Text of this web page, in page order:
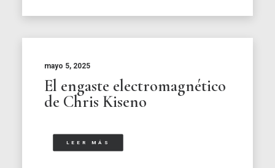
mayo 5, 2025
El engaste electromagnético
de Chris Kiseno
LEER MÁS